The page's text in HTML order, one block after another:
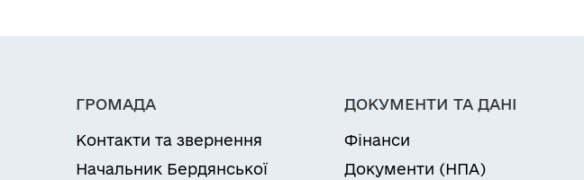
ГРОМАДА
Контакти та звернення
Начальник Бердянської
ДОКУМЕНТИ ТА ДАНІ
Фінанси
Документи (НПА)